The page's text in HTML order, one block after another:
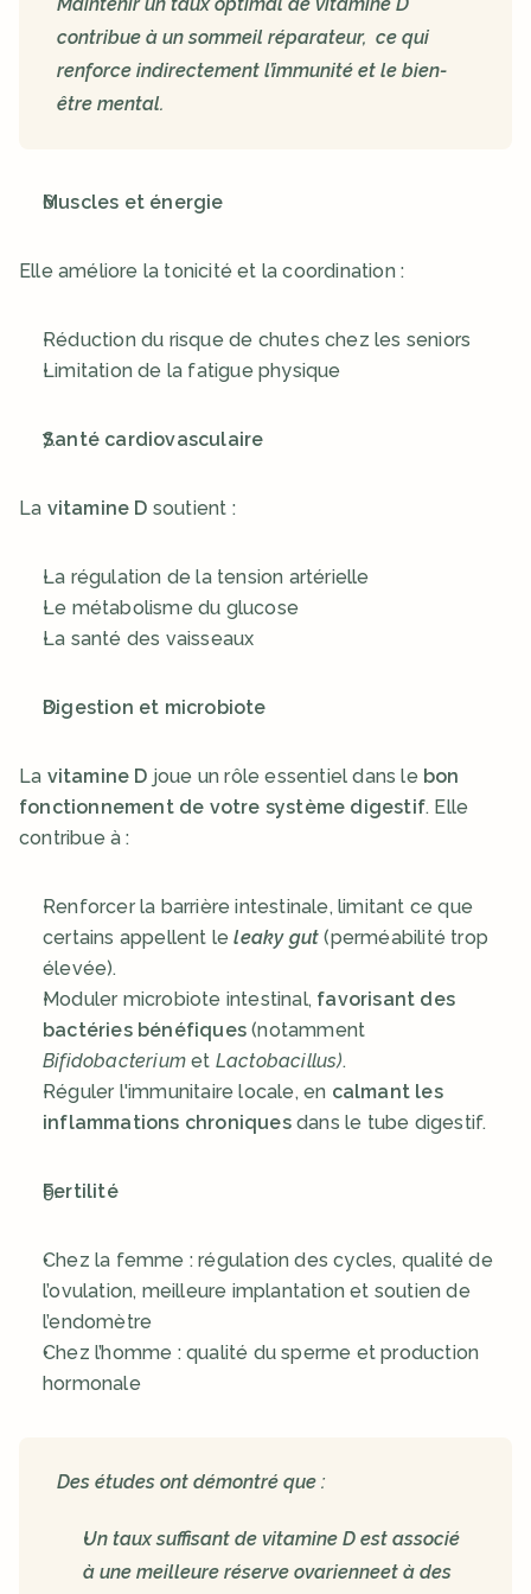
contribue à un sommeil réparateur,  ce qui
renforce indirectement l’immunité et le bien-
être mental.
Muscles et énergie
Elle améliore la tonicité et la coordination :
Réduction du risque de chutes chez les seniors
Limitation de la fatigue physique
Santé cardiovasculaire
La vitamine D soutient :
La régulation de la tension artérielle
Le métabolisme du glucose
La santé des vaisseaux
Digestion et microbiote
La vitamine D joue un rôle essentiel dans le bon
fonctionnement de votre système digestif. Elle
contribue à :
Renforcer la barrière intestinale, limitant ce que
certains appellent le leaky gut (perméabilité trop
élevée).
Moduler microbiote intestinal, favorisant des
bactéries bénéfiques
Bifidobacterium et Lactobacillus).
Réguler l'immunitaire locale, en calmant les
inflammations chroniques dans le tube digestif.
Fertilité
Chez la femme : régulation des cycles, qualité de
l’ovulation, meilleure implantation et soutien de
l’endomètre
Chez l’homme : qualité du sperme et production
hormonale
Des études ont démontré que :
Un taux suffisant de vitamine D est associé
à une meilleure réserve ovarienneet à des